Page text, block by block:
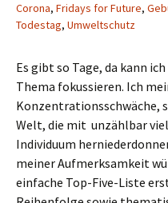
Corona, Fridays for Future,
Todestag, Umweltschutz
Es gibt so Tage, da kann
Thema fokussieren. Ich
Konzentrationsschwäche,
Welt, die mit unzählbar
Individuum
meiner Aufmerksamkeit
einfache Top-Five-Liste